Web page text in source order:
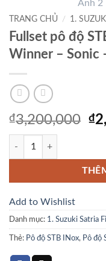
TRANG CHỦ / 1.
Fullset pô độ
Winner – Sonic
₫3,200,000 ₫
Fullset pô độ STB
Add to Wishlist
Danh mục: 1. Suzuki Satria
Thẻ: Pô độ STB INox, Pô độ